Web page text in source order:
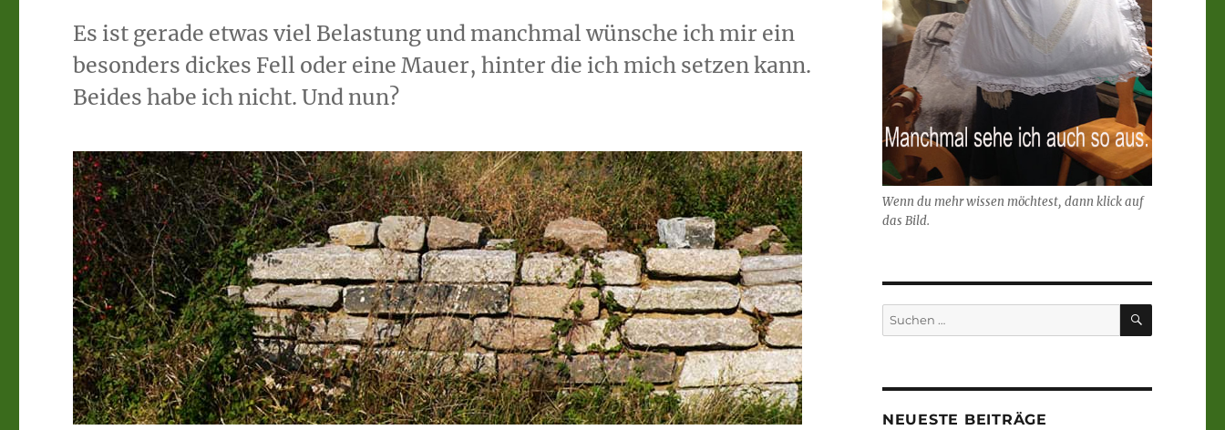
Es ist gerade etwas viel Belastung und manchmal wünsche ich mir ein
besonders dickes Fell oder eine Mauer, hinter die ich mich setzen kann.
Beides habe ich nicht. Und nun?
Wenn du mehr wissen möchtest, dann klick auf
das Bild.
Suchen
nach:
SUCHEN
NEUESTE BEITRÄGE